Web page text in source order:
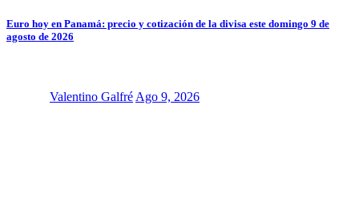
Euro hoy en Panamá: precio y cotización de la divisa este domingo 9 de
agosto de 2026
Valentino Galfré Ago 9, 2026